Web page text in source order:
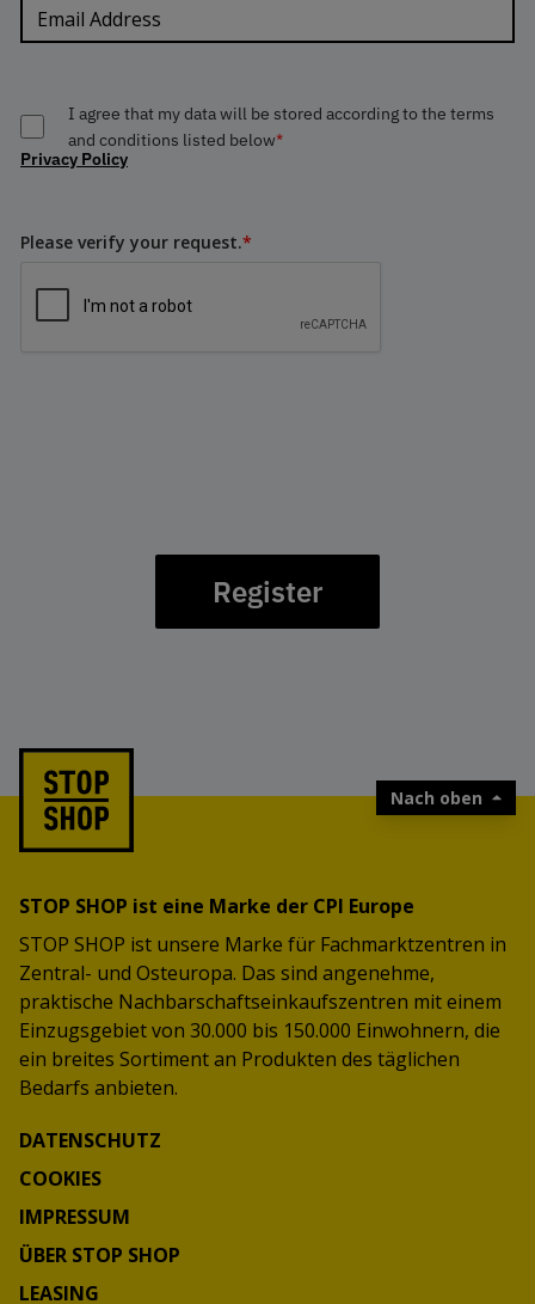
I agree that my data will be stored according to the terms
and conditions listed below*
Privacy Policy
Please verify your request.*
Register
Nach oben
STOP SHOP ist eine Marke der CPI Europe
STOP SHOP ist unsere Marke für Fachmarktzentren in
Zentral- und Osteuropa. Das sind angenehme,
praktische Nachbarschaftseinkaufszentren mit einem
Einzugsgebiet von 30.000 bis 150.000 Einwohnern, die
ein breites Sortiment an Produkten des täglichen
Bedarfs anbieten.
DATENSCHUTZ
COOKIES
IMPRESSUM
ÜBER STOP SHOP
LEASING